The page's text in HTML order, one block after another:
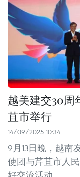
越美建交30周
苴市举行
14/09/2025 10:34
9月13日晚，越南
使团与芹苴市人